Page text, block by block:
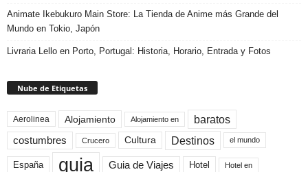
Animate Ikebukuro Main Store: La Tienda de Anime más Grande del
Mundo en Tokio, Japón
Livraria Lello en Porto, Portugal: Historia, Horario, Entrada y Fotos
Nube de Etiquetas
Aerolinea Alojamiento Alojamiento en baratos
costumbres Crucero Cultura Destinos el mundo
España guia Guia de Viajes Hotel Hotel en